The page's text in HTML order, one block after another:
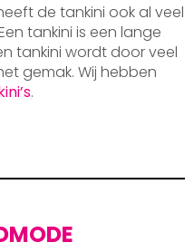
de tankini ook al veel
tankini is een lange
tankini wordt door veel
gemak. Wij hebben
.